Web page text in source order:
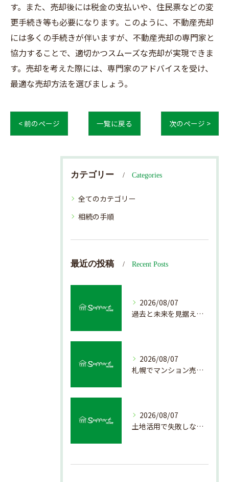
す。また、売却後には税金の支払いや、住民票などの変
更手続き等も必要になります。このように、不動産売却
には多くの手続きが伴いますが、不動産売却の専門家と
協力することで、適切かつスムーズな売却が実現できま
す。売却を考えた際には、専門家のアドバイスを受け、
最適な売却方法を選びましょう。
< 前のページ 一覧に戻る 次のページ >
カテゴリー Categories
全てのカテゴリー
相続の手順
最近の投稿 Recent Posts
2026/08/07
過去と未来を見据えた戸建て売却の秘訣
2026/08/07
札幌でマンション売却を成功させる査定と価格の見極め方
2026/08/07
土地活用で失敗しない売却準備のポイント